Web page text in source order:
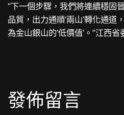
“下一個步驟，我們將連續穩固
品質，出力通順‘兩山’轉化通道
為金山銀山的‘低價值’。”江西
發佈留言